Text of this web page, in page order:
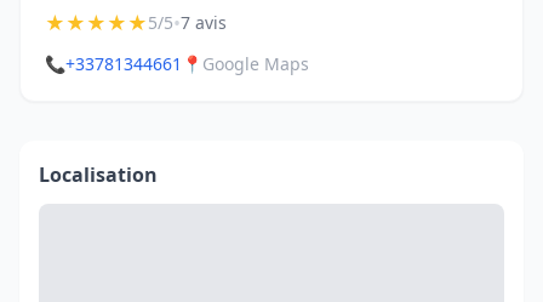
★★★★★5/5•7 avis
📞+33781344661 📍 Google Maps
Localisation